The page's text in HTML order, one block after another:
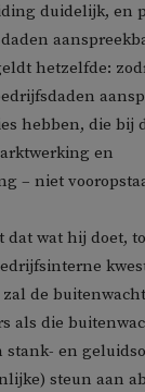
duidelijk, en
hetzelfde:
hebben, die bij
en
– niet
wat hij doet,
de
als die
en
steun aan